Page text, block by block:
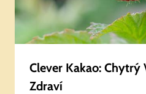
Clever Kakao: Chytrý
Zdraví